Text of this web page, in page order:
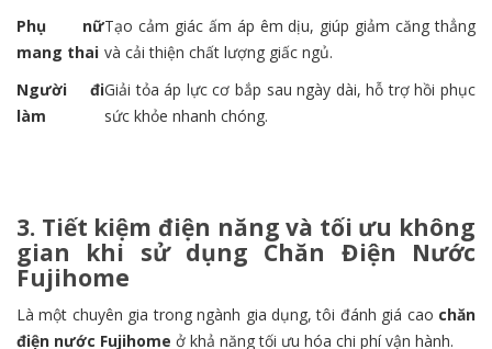
Phụ nữ
mang thai
Tạo cảm giác ấm áp êm dịu, giúp giảm căng thẳng
và cải thiện chất lượng giấc ngủ.
Người đi
làm
Giải tỏa áp lực cơ bắp sau ngày dài, hỗ trợ hồi phục
sức khỏe nhanh chóng.
3. Tiết kiệm điện năng và tối ưu không
gian khi sử dụng Chăn Điện Nước
Fujihome
Là một chuyên gia trong ngành gia dụng, tôi đánh giá cao chăn
điện nước Fujihome ở khả năng tối ưu hóa chi phí vận hành.